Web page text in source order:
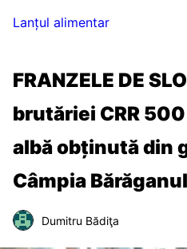
Lanțul alimentar
FRANZELE DE
brutăriei CRR
albă obținută din
Câmpia
Dumitru Bădiţa